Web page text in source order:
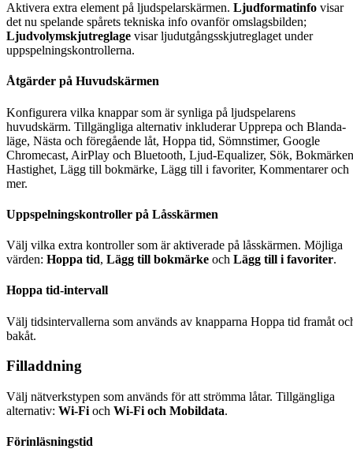
Aktivera extra element på ljudspelarskärmen. Ljudformatinfo visar
det nu spelande spårets tekniska info ovanför omslagsbilden;
Ljudvolymskjutreglage visar ljudutgångsskjutreglaget under
uppspelningskontrollerna.
Åtgärder på Huvudskärmen
Konfigurera vilka knappar som är synliga på ljudspelarens
huvudskärm. Tillgängliga alternativ inkluderar Upprepa och Blanda-
läge, Nästa och föregående låt, Hoppa tid, Sömnstimer, Google
Chromecast, AirPlay och Bluetooth, Ljud-Equalizer, Sök,
Hastighet, Lägg till bokmärke, Lägg till i favoriter, Kommentarer och
mer.
Uppspelningskontroller på Låsskärmen
Välj vilka extra kontroller som är aktiverade på låsskärmen. Möjliga
värden: Hoppa tid, Lägg till bokmärke och Lägg till i favoriter.
Hoppa tid-intervall
Välj tidsintervallerna som används av knapparna Hoppa tid framåt
bakåt.
Filladdning
Välj nätverkstypen som används för att strömma låtar. Tillgängliga
alternativ: Wi-Fi och Wi-Fi och Mobildata.
Förinläsningstid